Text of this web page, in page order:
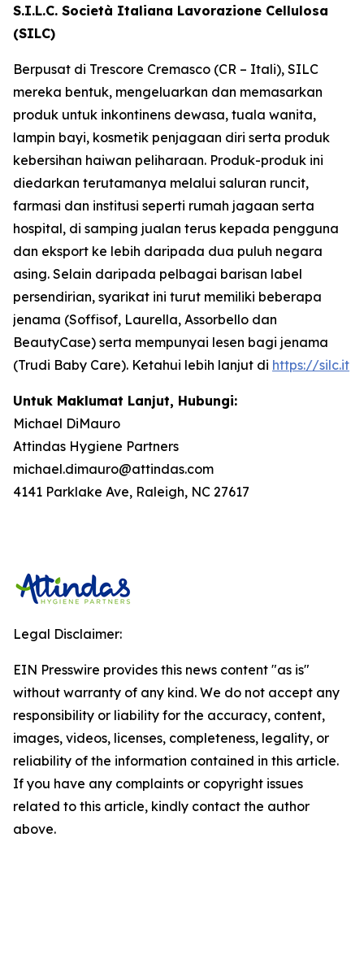
S.I.L.C. Società Italiana Lavorazione Cellulosa
(SILC)
Berpusat di Trescore Cremasco (CR – Itali), SILC
mereka bentuk, mengeluarkan dan memasarkan
produk untuk inkontinens dewasa, tuala wanita,
lampin bayi, kosmetik penjagaan diri serta produk
kebersihan haiwan peliharaan. Produk-produk ini
diedarkan terutamanya melalui saluran runcit,
farmasi dan institusi seperti rumah jagaan serta
hospital, di samping jualan terus kepada pengguna
dan eksport ke lebih daripada dua puluh negara
asing. Selain daripada pelbagai barisan label
persendirian, syarikat ini turut memiliki beberapa
jenama (Soffisof, Laurella, Assorbello dan
BeautyCase) serta mempunyai lesen bagi jenama
(Trudi Baby Care). Ketahui lebih lanjut di https://silc.it
Untuk Maklumat Lanjut, Hubungi:
Michael DiMauro
Attindas Hygiene Partners
michael.dimauro@attindas.com
4141 Parklake Ave, Raleigh, NC 27617
Legal Disclaimer:
EIN Presswire provides this news content "as is"
without warranty of any kind. We do not accept any
responsibility or liability for the accuracy, content,
images, videos, licenses, completeness, legality, or
reliability of the information contained in this article.
If you have any complaints or copyright issues
related to this article, kindly contact the author
above.